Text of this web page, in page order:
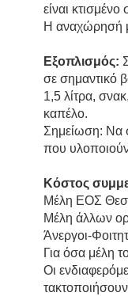
είναι
Η αναχώρησή
Εξοπλισμός:
σε σημαντικό
1,5 λίτρα,
καπέλο.
Σημείωση: Να
που υλοποιούν
Κόστος
Μέλη ΕΟΣ
Μέλη άλλων
Άνεργοι-
Για όσα μέλη
Οι